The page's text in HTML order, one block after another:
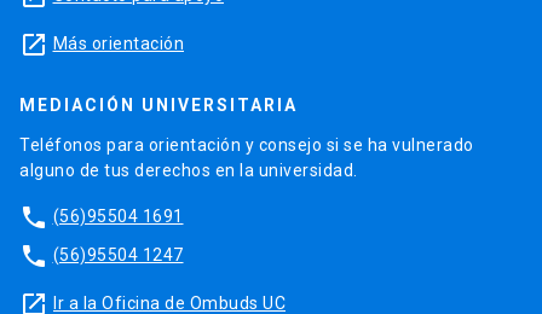
launch Más orientación
MEDIACIÓN UNIVERSITARIA
Teléfonos para orientación y consejo si se ha vulnerado
alguno de tus derechos en la universidad.
phone (56)95504 1691
phone (56)95504 1247
launch Ir a la Oficina de Ombuds UC